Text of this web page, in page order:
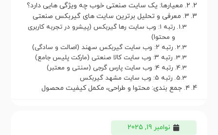
۲. معیارها: یک سایت صنعتی خوب چه ویژگی هایی دارد؟
۳. معرفی و تحلیل برترین سایت های گیربکس صنعتی
رتبه ۱: وب سایت رها گیربکس (پیشرو در تجربه کاربری
و محتوا)
رتبه ۲: وب سایت گیربکس سهند (اصالت و سادگی)
رتبه ۳: وب سایت کالا صنعتی (مارکت پلیس جامع)
رتبه ۴: وب سایت پارس گرجی (سنتی و معتبر)
رتبه ۵: وب سایت مشهد گیربکس
۴. جمع بندی: محتوا و طراحی، مکمل کیفیت محصول
نوامبر 19, 2025